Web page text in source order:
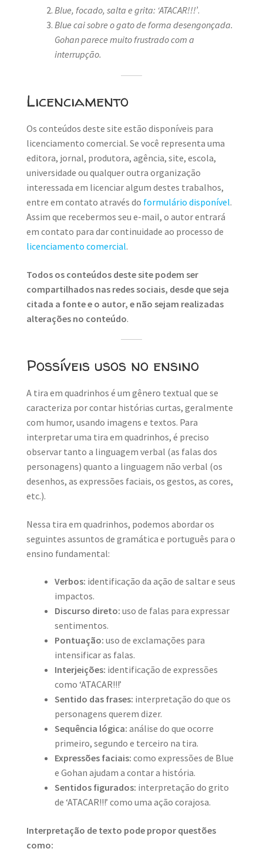
Blue, focado, salta e grita: ‘ATACAR!!!’.
Blue cai sobre o gato de forma desengonçada.
Gohan parece muito frustrado com a
interrupção.
Licenciamento
Os conteúdos deste site estão disponíveis para
licenciamento comercial. Se você representa uma
editora, jornal, produtora, agência, site, escola,
universidade ou qualquer outra organização
interessada em licenciar algum destes trabalhos,
entre em contato através do formulário disponível.
Assim que recebermos seu e-mail, o autor entrará
em contato para dar continuidade ao processo de
licenciamento comercial.
Todos os conteúdos deste site podem ser
compartilhados nas redes sociais, desde que seja
citada a fonte e o autor, e não sejam realizadas
alterações no conteúdo.
Possíveis usos no ensino
A tira em quadrinhos é um gênero textual que se
caracteriza por contar histórias curtas, geralmente
com humor, usando imagens e textos. Para
interpretar uma tira em quadrinhos, é preciso
observar tanto a linguagem verbal (as falas dos
personagens) quanto a linguagem não verbal (os
desenhos, as expressões faciais, os gestos, as cores,
etc.).
Nessa tira em quadrinhos, podemos abordar os
seguintes assuntos de gramática e português para o
ensino fundamental:
Verbos: identificação da ação de saltar e seus
impactos.
Discurso direto: uso de falas para expressar
sentimentos.
Pontuação: uso de exclamações para
intensificar as falas.
Interjeições: identificação de expressões
como ‘ATACAR!!!’
Sentido das frases: interpretação do que os
personagens querem dizer.
Sequência lógica: análise do que ocorre
primeiro, segundo e terceiro na tira.
Expressões faciais: como expressões de Blue
e Gohan ajudam a contar a história.
Sentidos figurados: interpretação do grito
de ‘ATACAR!!!’ como uma ação corajosa.
Interpretação de texto pode propor questões
como: